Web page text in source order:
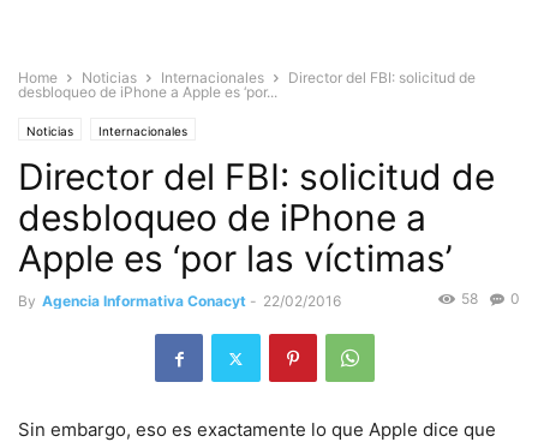
Home Noticias Internacionales
Director del FBI: solicitud de
desbloqueo de iPhone a Apple es ‘por...
Noticias Internacionales
Director del FBI: solicitud de
desbloqueo de iPhone a
Apple es ‘por las víctimas’
By Agencia Informativa Conacyt - 22/02/2016 0
58
Sin embargo, eso es exactamente lo que Apple dice que